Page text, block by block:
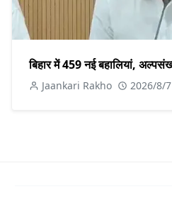
बिहार में 459 नई बहालियां,
Jaankari Rakho 2026/8/7